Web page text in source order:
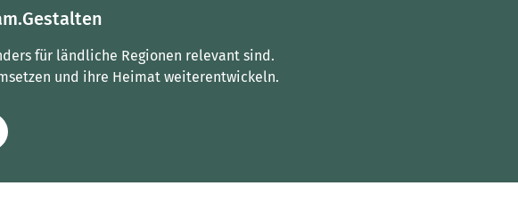
für ländliche Regionen relevant sind.
und ihre Heimat weiterentwickeln.